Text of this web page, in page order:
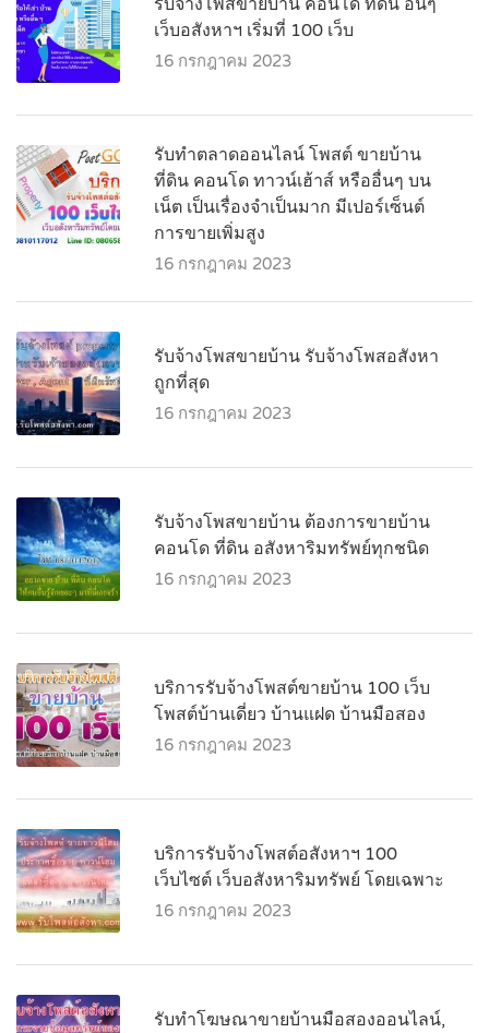
เว็บอสังหาฯ เริ่มที่ 100 เว็บ
16 กรกฎาคม 2023
รับทำตลาดออนไลน์ โพสต์ ขายบ้าน
ที่ดิน คอนโด ทาวน์เฮ้าส์ หรืออื่นๆ บน
เน็ต เป็นเรื่องจำเป็นมาก มีเปอร์เซ็นต์
การขายเพิ่มสูง
16 กรกฎาคม 2023
รับจ้างโพสขายบ้าน รับจ้างโพสอสังหา
ถูกที่สุด
16 กรกฎาคม 2023
รับจ้างโพสขายบ้าน ต้องการขายบ้าน
คอนโด ที่ดิน อสังหาริมทรัพย์ทุกชนิด
16 กรกฎาคม 2023
บริการรับจ้างโพสต์ขายบ้าน 100 เว็บ
โพสต์บ้านเดี่ยว บ้านแฝด บ้านมือสอง
16 กรกฎาคม 2023
บริการรับจ้างโพสต์อสังหาฯ 100
เว็บไซต์ เว็บอสังหาริมทรัพย์ โดยเฉพาะ
16 กรกฎาคม 2023
รับทำโฆษณาขายบ้านมือสองออนไลน์,